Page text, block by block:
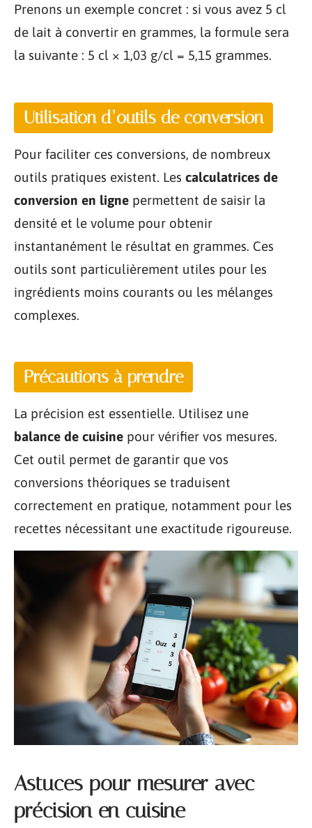
Prenons un exemple concret : si vous avez 5 cl
de lait à convertir en grammes, la formule sera
la suivante : 5 cl × 1,03 g/cl = 5,15 grammes.
Utilisation d’outils de conversion
Pour faciliter ces conversions, de nombreux
outils pratiques existent. Les calculatrices de
conversion en ligne permettent de saisir la
densité et le volume pour obtenir
instantanément le résultat en grammes. Ces
outils sont particulièrement utiles pour les
ingrédients moins courants ou les mélanges
complexes.
Précautions à prendre
La précision est essentielle. Utilisez une
balance de cuisine pour vérifier vos mesures.
Cet outil permet de garantir que vos
conversions théoriques se traduisent
correctement en pratique, notamment pour les
recettes nécessitant une exactitude rigoureuse.
Astuces pour mesurer avec
précision en cuisine